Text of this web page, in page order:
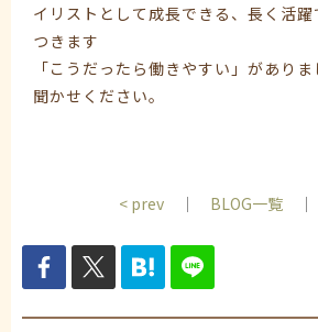
イリストとして成長できる、長く活
つきます
「こうだったら働きやすい」があり
聞かせください。
< prev ｜ BLOG一覧 ｜